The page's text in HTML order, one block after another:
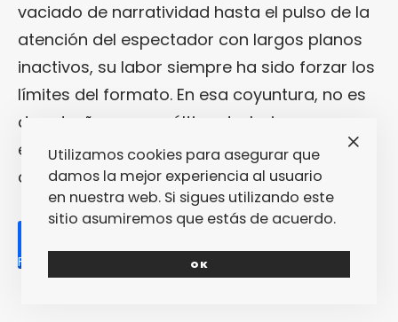
vaciado de narratividad hasta el pulso de la
atención del espectador con largos planos
inactivos, su labor siempre ha sido forzar los
límites del formato. En esa coyuntura, no es
de extrañar que su último trabajo sea un
ejercicio de depuración absoluta tan radical
como «Your Face«.
Facebook
Utilizamos cookies para asegurar que
damos la mejor experiencia al usuario
en nuestra web. Si sigues utilizando este
sitio asumiremos que estás de acuerdo.
OK